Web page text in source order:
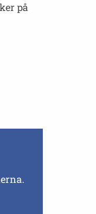
på